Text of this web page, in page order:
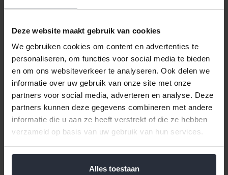
Deze website maakt gebruik van cookies
We gebruiken cookies om content en advertenties te
personaliseren, om functies voor social media te bieden
en om ons websiteverkeer te analyseren. Ook delen we
informatie over uw gebruik van onze site met onze
partners voor social media, adverteren en analyse. Deze
partners kunnen deze gegevens combineren met andere
informatie die u aan ze heeft verstrekt of die ze hebben
verzameld op basis van uw gebruik van hun services.
Alles toestaan
Het compacte ontwerp past moeiteloos in iedere oven en de
grip. Na bereiding kan de Römertopf direct op tafel worden
gezet om gerechten stijlvol te serveren en langer warm te
houden.
Met een inhoud van circa 1,2 liter is de Rustico perfect voor
eenpersoonsgerechten zoals stoofschotels, ovengroenten, kip,
vis of kleine braadstukken. De ovenpot is gemaakt van
hoogwaardig natuurlijk terracotta en eenvoudig met de hand te
reinigen.
Belangrijkste kenmerken
Inhoud: circa 1,2 liter
Gemaakt van natuurlijk terracotta aardewerk